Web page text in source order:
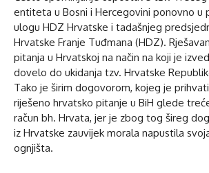
entiteta u Bosni i Hercegovini ponovno u
ulogu HDZ Hrvatske i tadašnjeg
Hrvatske Franje Tuđmana (HDZ).
pitanja u Hrvatskoj na način na koji je
dovelo do ukidanja tzv. Hrvatske
Tako je širim dogovorom, kojeg je
riješeno hrvatsko pitanje u BiH glede
račun bh. Hrvata, jer je zbog tog šireg
iz Hrvatske zauvijek morala napustila
ognjišta.